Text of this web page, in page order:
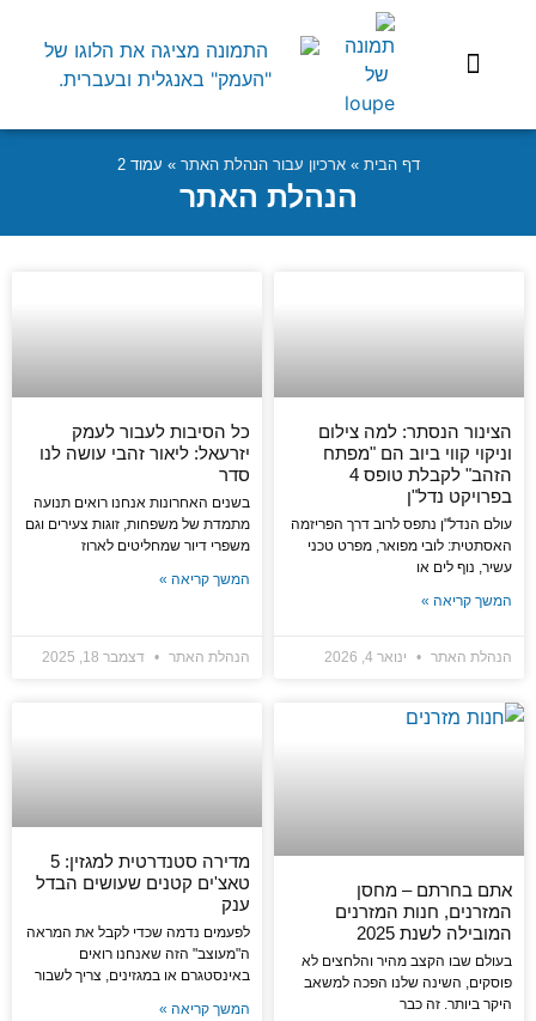
דף הבית »ארכיון עבור הנהלת האתר » עמוד 2
הנהלת האתר
הצינור הנסתר: למה צילום
וניקוי קווי ביוב הם "מפתח
הזהב" לקבלת טופס 4
בפרויקט נדל"ן
עולם הנדל"ן נתפס לרוב דרך הפריזמה
האסתטית: לובי מפואר, מפרט טכני
עשיר, נוף לים או
המשך קריאה »
הנהלת האתר ינואר 4, 2026
כל הסיבות לעבור לעמק
יזרעאל: ליאור זהבי עושה לנו
סדר
בשנים האחרונות אנחנו רואים תנועה
מתמדת של משפחות, זוגות צעירים וגם
משפרי דיור שמחליטים לארוז
המשך קריאה »
הנהלת האתר דצמבר 18, 2025
אתם בחרתם – מחסן
המזרנים, חנות המזרנים
המובילה לשנת 2025
בעולם שבו הקצב מהיר והלחצים לא
פוסקים, השינה שלנו הפכה למשאב
היקר ביותר. זה כבר
מדירה סטנדרטית למגזין: 5
טאצ'ים קטנים שעושים הבדל
ענק
לפעמים נדמה שכדי לקבל את המראה
ה"מעוצב" הזה שאנחנו רואים
באינסטגרם או במגזינים, צריך לשבור
המשך קריאה »